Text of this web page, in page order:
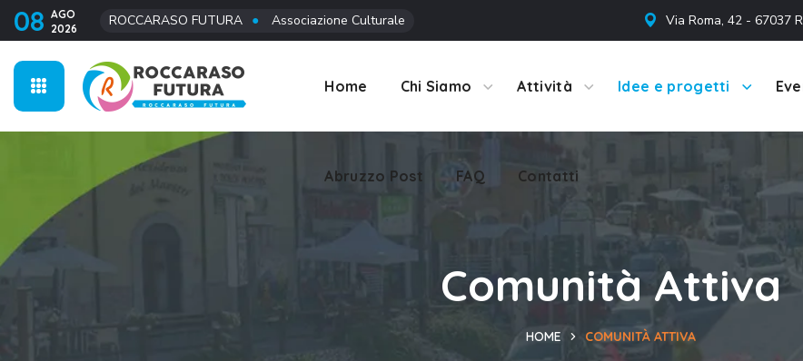
08 AGO
2026
ROCCARASO FUTURA ● Associazione Culturale Via Roma, 42 - 67037
Home Chi Siamo Attività Idee e progetti
Abruzzo Post FAQ Contatti
Abruzzo Post FAQ Contatti
Comunità Attiva
HOME COMUNITÀ ATTIVA